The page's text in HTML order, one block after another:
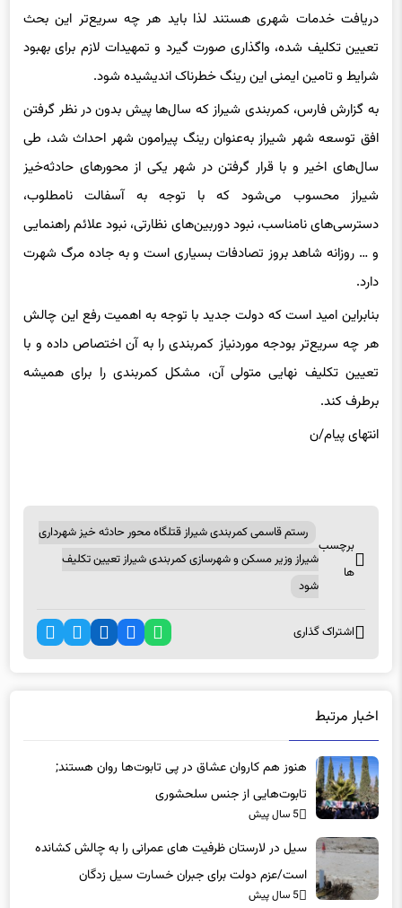
دریافت خدمات شهری هستند لذا باید هر چه سریع‌تر این بحث
تعیین تکلیف شده، واگذاری صورت گیرد و تمهیدات لازم برای بهبود
شرایط و تامین ایمنی این رینگ خطرناک اندیشیده شود.
به گزارش فارس، کمربندی شیراز که سال‌ها پیش بدون در نظر گرفتن
افق توسعه شهر شیراز به‌عنوان رینگ پیرامون شهر احداث شد، طی
سال‌های اخیر و با قرار گرفتن در شهر یکی از محورهای حادثه‌خیز
شیراز محسوب می‌شود که با توجه به آسفالت نامطلوب،
دسترسی‌های نامناسب، نبود دوربین‌های نظارتی، نبود علائم راهنمایی
و … روزانه شاهد بروز تصادفات بسیاری است و به جاده مرگ شهرت
دارد.
بنابراین امید است که دولت جدید با توجه به اهمیت رفع این چالش
هر چه سریع‌تر بودجه موردنیاز کمربندی را به آن اختصاص داده و با
تعیین تکلیف نهایی متولی آن، مشکل کمربندی را برای همیشه
برطرف کند.
انتهای پیام/ن
برچسب
ها
رستم قاسمی کمربندی شیراز قتلگاه محور حادثه خیز شهرداری
شیراز وزیر مسکن و شهرسازی کمربندی شیراز تعیین تکلیف
شود
اشتراک گذاری
اخبار مرتبط
هنوز هم کاروان عشاق در پی تابوت‌ها روان هستند;
تابوت‌هایی از جنس سلحشوری
5 سال پیش
سیل در لارستان ظرفیت های عمرانی را به چالش کشانده
است/عزم دولت برای جبران خسارت سیل زدگان
5 سال پیش